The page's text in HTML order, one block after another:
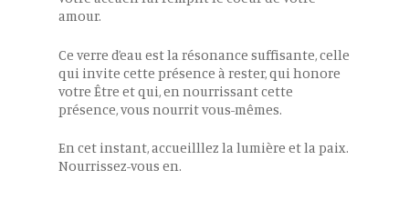
amour.
Ce verre d’eau est la résonance suffisante, celle
qui invite cette présence à rester, qui honore
votre Être et qui, en nourrissant cette
présence, vous nourrit vous-mêmes.
En cet instant, accueilllez la lumière et la paix.
Nourrissez-vous en.